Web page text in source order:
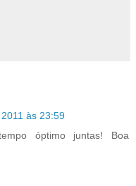
às 23:59
óptimo juntas! Boa